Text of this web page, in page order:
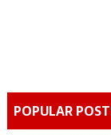
POPULAR